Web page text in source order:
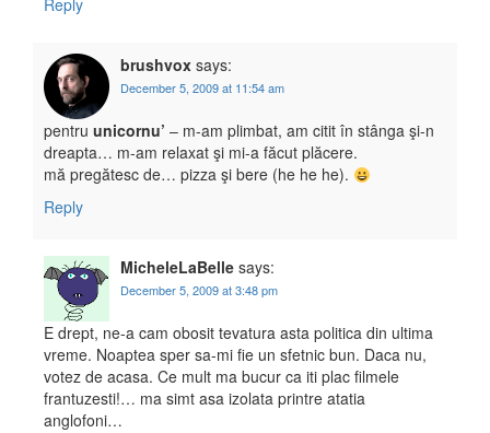
Reply
brushvox says:
December 5, 2009 at 11:54 am
pentru unicornu’ – m-am plimbat, am citit în stânga şi-n
dreapta… m-am relaxat şi mi-a făcut plăcere.
mă pregătesc de… pizza şi bere (he he he).
Reply
MicheleLaBelle says:
December 5, 2009 at 3:48 pm
E drept, ne-a cam obosit tevatura asta politica din ultima
vreme. Noaptea sper sa-mi fie un sfetnic bun. Daca nu,
votez de acasa. Ce mult ma bucur ca iti plac filmele
frantuzesti!… ma simt asa izolata printre atatia
anglofoni…